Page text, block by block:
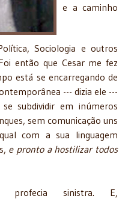
e a caminho
Sociologia e outros
então que Cesar me fez
está se encarregando de
--- dizia ele ---
subdividir em inúmeros
sem comunicação uns
com a sua linguagem
e pronto a hostilizar todos
profecia sinistra. E,